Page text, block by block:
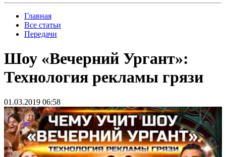
Главная
Все статьи
Передачи
Шоу «Вечерний Ургант»:
Технология рекламы грязи
01.03.2019 06:58